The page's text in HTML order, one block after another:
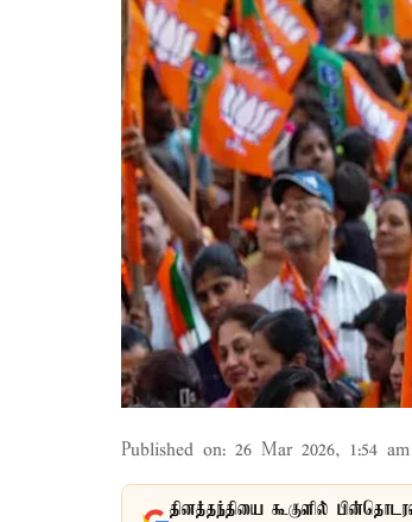
Published on: 26 Mar 2026, 1:54 am
தினத்தந்தியை கூகுளில்